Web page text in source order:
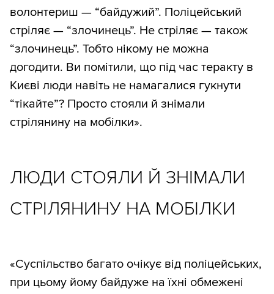
волонтериш — “байдужий”. Поліцейський
стріляє — “злочинець”. Не стріляє — також
“злочинець”. Тобто нікому не можна
догодити. Ви помітили, що під час теракту в
Києві люди навіть не намагалися гукнути
“тікайте”? Просто стояли й знімали
стрілянину на мобілки».
ЛЮДИ СТОЯЛИ Й ЗНІМАЛИ
СТРІЛЯНИНУ НА МОБІЛКИ
«Суспільство багато очікує від поліцейських,
при цьому йому байдуже на їхні обмежені